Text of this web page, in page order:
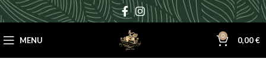
MENU 0 0,00€